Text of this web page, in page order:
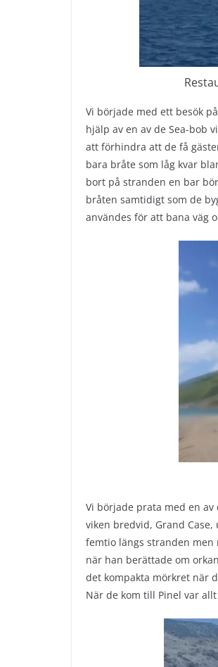
Vi började med ett besök
hjälp av en av de Sea-bob
att förhindra att de få
bara bråte som låg kvar
bort på stranden en bar
bråten samtidigt som de
användes för att bana väg
Vi började prata med en
viken bredvid, Grand
femtio längs stranden men
när han berättade om
det kompakta mörkret när
När de kom till Pinel var